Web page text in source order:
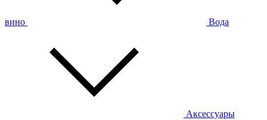
вино Вода
Аксессуары